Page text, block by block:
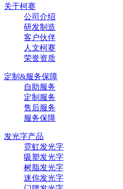
关于柯赛
公司介绍
研发制造
客户伙伴
人文柯赛
荣誉资质
定制&服务保障
自助服务
定制服务
售后服务
服务保障
发光字产品
霓虹发光字
吸塑发光字
树脂发光字
迷你发光字